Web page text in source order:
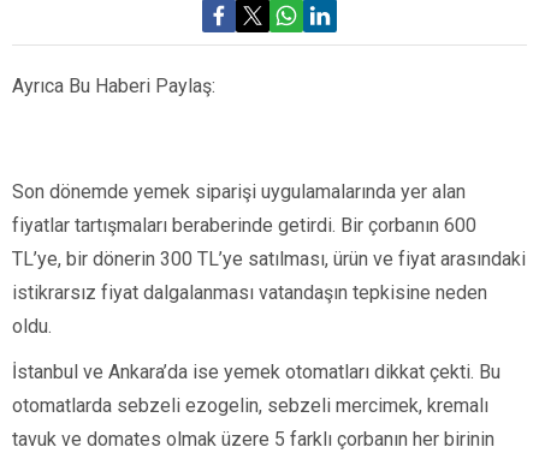
Ayrıca Bu Haberi Paylaş:
Son dönemde yemek siparişi uygulamalarında yer alan
fiyatlar tartışmaları beraberinde getirdi. Bir çorbanın 600
TL’ye, bir dönerin 300 TL’ye satılması, ürün ve fiyat arasındaki
istikrarsız fiyat dalgalanması vatandaşın tepkisine neden
oldu.
İstanbul ve Ankara’da ise yemek otomatları dikkat çekti. Bu
otomatlarda sebzeli ezogelin, sebzeli mercimek, kremalı
tavuk ve domates olmak üzere 5 farklı çorbanın her birinin